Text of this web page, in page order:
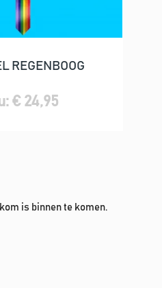
REGENBOOG
€ 24,95
is binnen te komen.